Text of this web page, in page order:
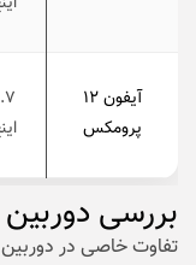
آیفون ۱۲
پرومکس
بررسی دوربین